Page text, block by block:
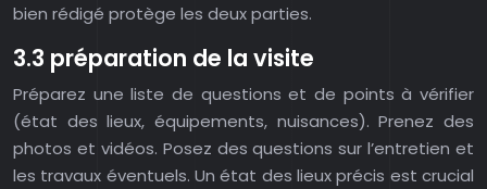
bien rédigé protège les deux parties.
3.3 préparation de la visite
Préparez une liste de questions et de points à vérifier
(état des lieux, équipements, nuisances). Prenez des
photos et vidéos. Posez des questions sur l’entretien et
les travaux éventuels. Un état des lieux précis est crucial